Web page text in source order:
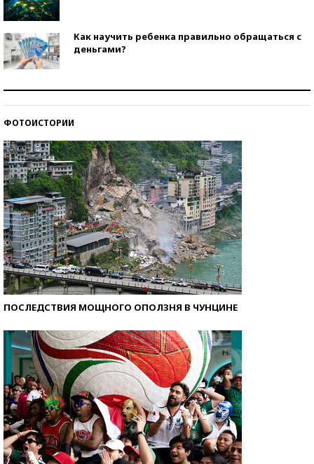
Как научить ребенка правильно обращаться с
деньгами?
ФОТОИСТОРИИ
ПОСЛЕДСТВИЯ МОЩНОГО ОПОЛЗНЯ В ЧУНЦИНЕ